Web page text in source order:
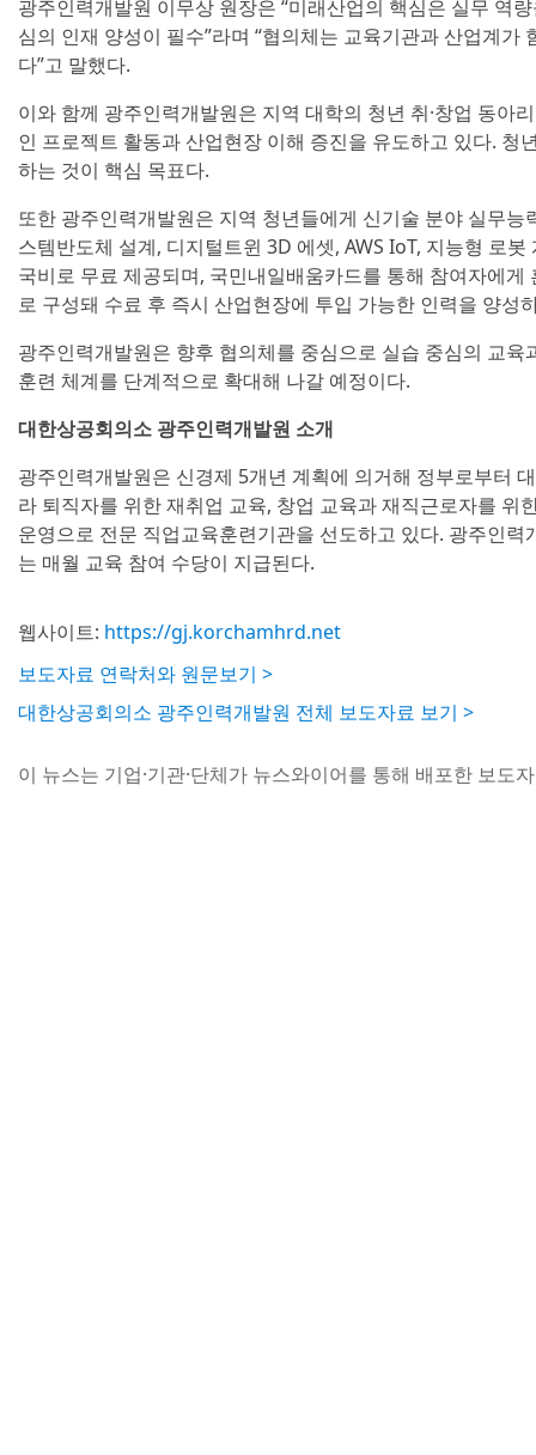
광주인력개발원 이무상 원장은 “미래산업의 핵심은 실무 역
심의 인재 양성이 필수”라며 “협의체는 교육기관과 산업계
다”고 말했다.
이와 함께 광주인력개발원은 지역 대학의 청년 취·창업 동아
인 프로젝트 활동과 산업현장 이해 증진을 유도하고 있다.
하는 것이 핵심 목표다.
또한 광주인력개발원은 지역 청년들에게 신기술 분야 실무
스템반도체 설계, 디지털트윈 3D 에셋, AWS IoT, 지능형 로
국비로 무료 제공되며, 국민내일배움카드를 통해 참여자에
로 구성돼 수료 후 즉시 산업현장에 투입 가능한 인력을 양성
광주인력개발원은 향후 협의체를 중심으로 실습 중심의 교
훈련 체계를 단계적으로 확대해 나갈 예정이다.
대한상공회의소 광주인력개발원 소개
광주인력개발원은 신경제 5개년 계획에 의거해 정부로부터
라 퇴직자를 위한 재취업 교육, 창업 교육과 재직근로자를
운영으로 전문 직업교육훈련기관을 선도하고 있다. 광주인
는 매월 교육 참여 수당이 지급된다.
웹사이트: https://gj.korchamhrd.net
보도자료 연락처와 원문보기 >
대한상공회의소 광주인력개발원 전체 보도자료 보기 >
이 뉴스는 기업·기관·단체가 뉴스와이어를 통해 배포한 보도